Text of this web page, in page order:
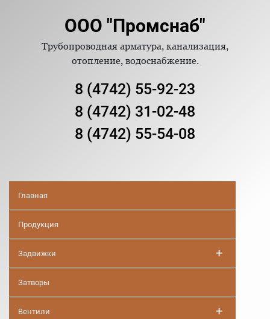
ООО "Промснаб"
Трубопроводная арматура, канализация,
отопление, водоснабжение.
8 (4742) 55-92-23
8 (4742) 31-02-48
8 (4742) 55-54-08
Главная
Продукция
Задвижки +
Затворы
Вентили +